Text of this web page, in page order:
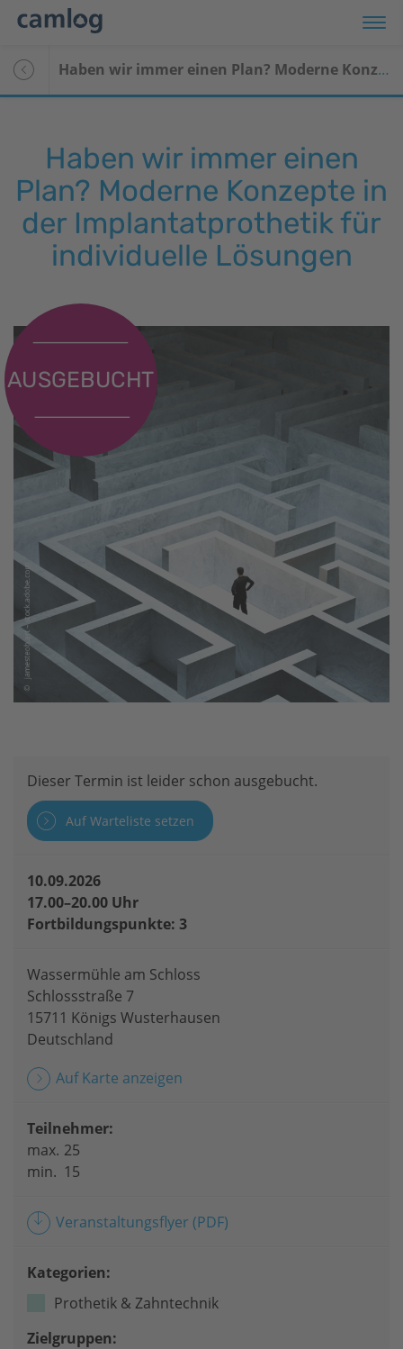
Haben wir immer einen Plan? Moderne Konzepte in der Implantatprothetik für individuelle Lösungen
Haben wir immer einen
Plan? Moderne Konzepte in
der Implantatprothetik für
individuelle Lösungen
AUSGEBUCHT
Dieser Termin ist leider schon ausgebucht.
Auf Warteliste setzen
10.09.2026
17.00–20.00 Uhr
Fortbildungspunkte: 3
Wassermühle am Schloss
Schlossstraße 7
15711 Königs Wusterhausen
Deutschland
Auf Karte anzeigen
Teilnehmer:
max.
min.
25
15
Veranstaltungsflyer (PDF)
Kategorien:
Prothetik & Zahntechnik
Zielgruppen: